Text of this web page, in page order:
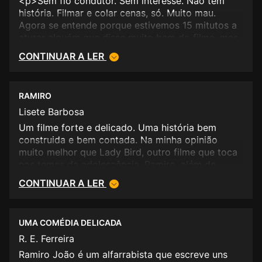
história. Filmar e colar cenas, só. Muito mau.
Agora se entende porque estivemos 15 mitutos a
CONTINUAR A LER
RAMIRO
Lisete Barbosa
Um filme forte e delicado. Uma história bem
construida e bem contada. Na minha opinião
muito melhor que Lady Bird, outro filme que toca
melhor como história, tem uma perspetiva
humanista, que falta ao filme americano. A não
CONTINUAR A LER
UMA COMÉDIA DELICADA
R. E. Ferreira
Ramiro João é um alfarrabista que escreve uns